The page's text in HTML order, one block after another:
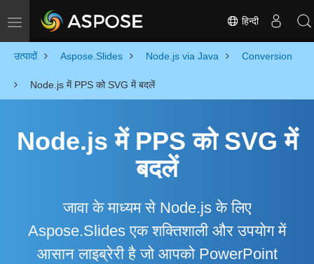
Toggle navigation हिन्दी
उत्पादों Aspose.Slides Node.js via Java Conversion
Node.js में PPS को SVG में बदलें
Node.js में PPS को SVG में
बदलें
जावा के माध्यम से Node.js के लिए
Aspose.Slides एक शक्तिशाली और उपयोग में
आसान लाइब्रेरी है जो आपको PowerPoint